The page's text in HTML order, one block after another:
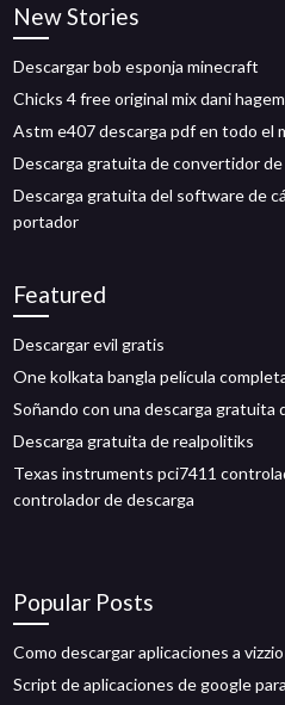
New Stories
Descargar bob esponja minecraft
Chicks 4 free original mix dani
Astm e407 descarga pdf en todo el
Descarga gratuita de convertidor
Descarga gratuita del software de
portador
Featured
Descargar evil gratis
One kolkata bangla película
Soñando con una descarga gratuita
Descarga gratuita de realpolitiks
Texas instruments pci7411
controlador de descarga
Popular Posts
Como descargar aplicaciones a
Script de aplicaciones de google